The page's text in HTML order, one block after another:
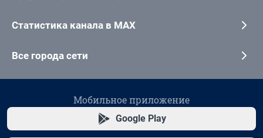
Статистика канала в MAX
Все города сети
Мобильное приложение
Google Play